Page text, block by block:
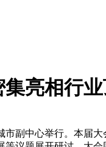
亮相行
副中心举行。本届